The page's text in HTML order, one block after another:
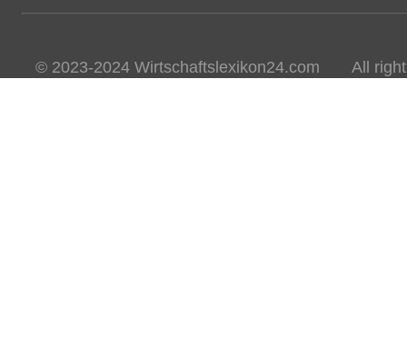
© 2023-2024 Wirtschaftslexikon24.com All